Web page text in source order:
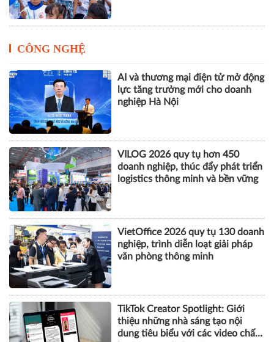
CÔNG NGHỆ
AI và thương mại điện tử mở động
lực tăng trưởng mới cho doanh
nghiệp Hà Nội
VILOG 2026 quy tụ hơn 450
doanh nghiệp, thúc đẩy phát triển
logistics thông minh và bền vững
VietOffice 2026 quy tụ 130 doanh
nghiệp, trình diễn loạt giải pháp
văn phòng thông minh
TikTok Creator Spotlight: Giới
thiệu những nhà sáng tạo nội
dung tiêu biểu với các video chất